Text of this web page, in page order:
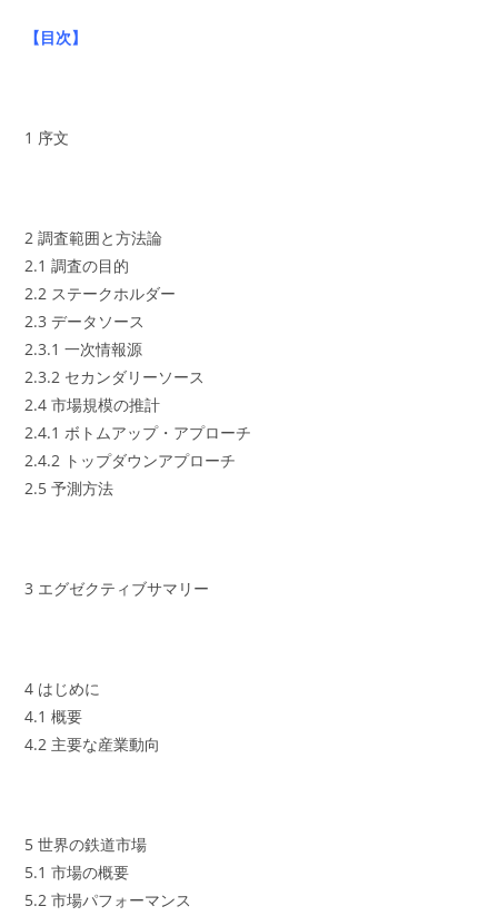
【目次】
1 序文
2 調査範囲と方法論
2.1 調査の目的
2.2 ステークホルダー
2.3 データソース
2.3.1 一次情報源
2.3.2 セカンダリーソース
2.4 市場規模の推計
2.4.1 ボトムアップ・アプローチ
2.4.2 トップダウンアプローチ
2.5 予測方法
3 エグゼクティブサマリー
4 はじめに
4.1 概要
4.2 主要な産業動向
5 世界の鉄道市場
5.1 市場の概要
5.2 市場パフォーマンス